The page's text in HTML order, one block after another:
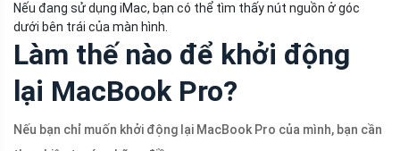
Nếu đang sử dụng iMac, bạn có thể tìm thấy nút nguồn ở góc
dưới bên trái của màn hình.
Làm thế nào để khởi động
lại MacBook Pro?
Nếu bạn chỉ muốn khởi động lại MacBook Pro của mình, bạn cần